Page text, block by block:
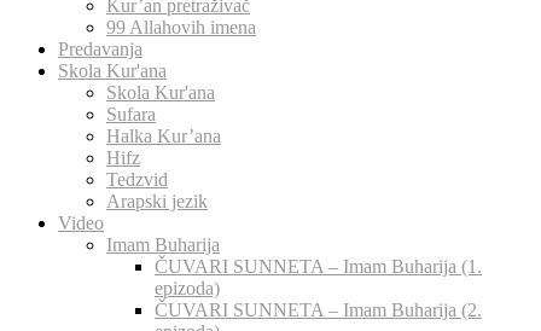
Kur’an pretraživač
99 Allahovih imena
Predavanja
Skola Kur'ana
Skola Kur'ana
Sufara
Halka Kur’ana
Hifz
Tedzvid
Arapski jezik
Video
Imam Buharija
ČUVARI SUNNETA – Imam Buharija (1.
epizoda)
ČUVARI SUNNETA – Imam Buharija (2.